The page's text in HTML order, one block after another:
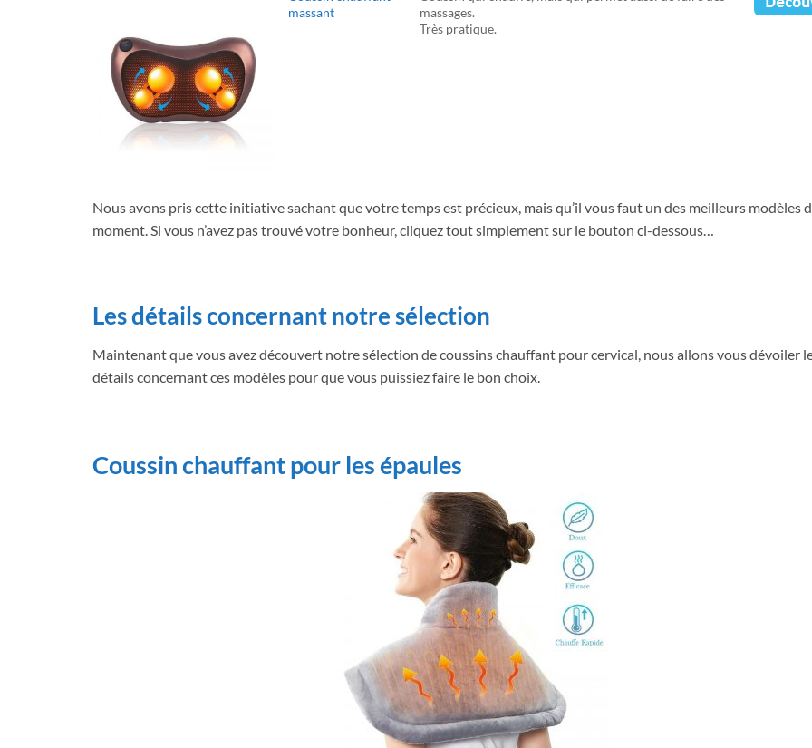
massant
massages.
Très pratique.
Nous avons pris cette initiative sachant que votre temps est précieux, mais qu’il vous faut un des meilleurs modèles
moment. Si vous n’avez pas trouvé votre bonheur, cliquez tout simplement sur le bouton ci-dessous…
Les détails concernant notre sélection
Maintenant que vous avez découvert notre sélection de coussins chauffant pour cervical, nous allons vous dévoiler
détails concernant ces modèles pour que vous puissiez faire le bon choix.
Coussin chauffant pour les épaules